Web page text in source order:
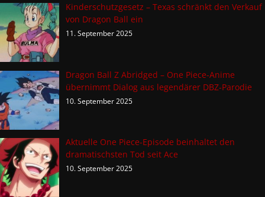
Kinderschutzgesetz – Texas schränkt den Verkauf
von Dragon Ball ein
11. September 2025
Dragon Ball Z Abridged – One Piece-Anime
übernimmt Dialog aus legendärer DBZ-Parodie
10. September 2025
Aktuelle One Piece-Episode beinhaltet den
dramatischsten Tod seit Ace
10. September 2025